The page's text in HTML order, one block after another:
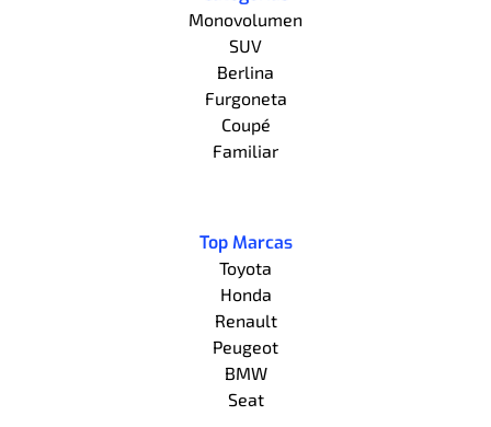
Monovolumen
SUV
Berlina
Furgoneta
Coupé
Familiar
Top Marcas
Toyota
Honda
Renault
Peugeot
BMW
Seat